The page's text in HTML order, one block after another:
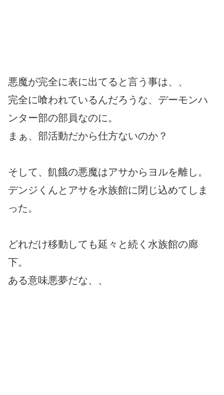
悪魔が完全に表に出てると言う事は、、
完全に喰われているんだろうな、デーモンハ
ンター部の部員なのに。
まぁ、部活動だから仕方ないのか？
そして、飢餓の悪魔はアサからヨルを離し。
デンジくんとアサを水族館に閉じ込めてしま
った。
どれだけ移動しても延々と続く水族館の廊
下。
ある意味悪夢だな、、